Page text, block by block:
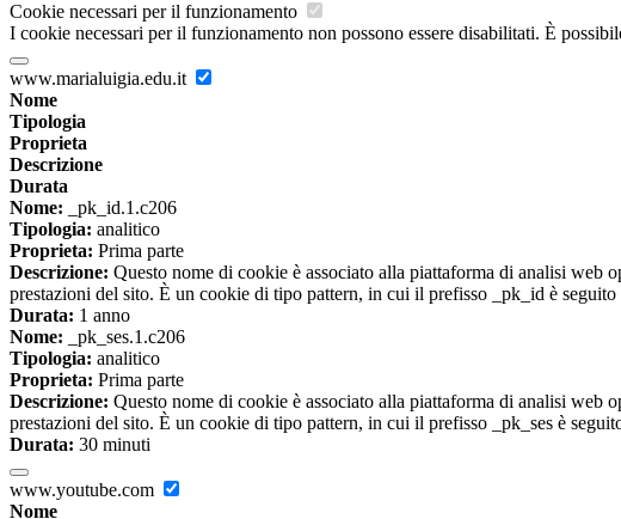
Cookie necessari per il funzionamento
I cookie necessari per il funzionamento non possono essere disabilitati. È
www.marialuigia.edu.it
Nome
Tipologia
Proprieta
Descrizione
Durata
Nome: _pk_id.1.c206
Tipologia: analitico
Proprieta: Prima parte
Descrizione: Questo nome di cookie è associato alla piattaforma di analisi
prestazioni del sito. È un cookie di tipo pattern, in cui il prefisso _pk_id è
Durata: 1 anno
Nome: _pk_ses.1.c206
Tipologia: analitico
Proprieta: Prima parte
Descrizione: Questo nome di cookie è associato alla piattaforma di analisi
prestazioni del sito. È un cookie di tipo pattern, in cui il prefisso _pk_ses è
Durata: 30 minuti
www.youtube.com
Nome